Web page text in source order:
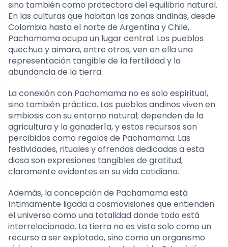
sino también como protectora del equilibrio natural.
En las culturas que habitan las zonas andinas, desde
Colombia hasta el norte de Argentina y Chile,
Pachamama ocupa un lugar central. Los pueblos
quechua y aimara, entre otros, ven en ella una
representación tangible de la fertilidad y la
abundancia de la tierra.
La conexión con Pachamama no es solo espiritual,
sino también práctica. Los pueblos andinos viven en
simbiosis con su entorno natural; dependen de la
agricultura y la ganadería, y estos recursos son
percibidos como regalos de Pachamama. Las
festividades, rituales y ofrendas dedicadas a esta
diosa son expresiones tangibles de gratitud,
claramente evidentes en su vida cotidiana.
Además, la concepción de Pachamama está
íntimamente ligada a cosmovisiones que entienden
el universo como una totalidad donde todo está
interrelacionado. La tierra no es vista solo como un
recurso a ser explotado, sino como un organismo